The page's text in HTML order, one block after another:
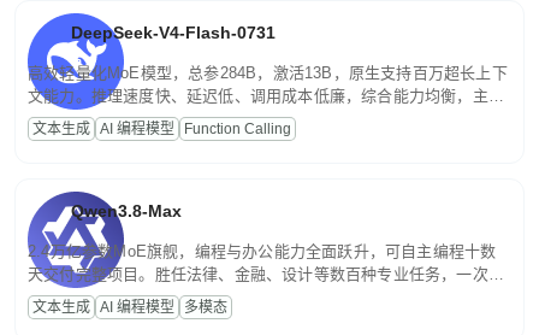
DeepSeek-V4-Flash-0731
高效轻量化MoE模型，总参284B，激活13B，原生支持百万超长上下
文能力。推理速度快、延迟低、调用成本低廉，综合能力均衡，主打
高并发、轻量化任务，适合日常对话、内容创作、基础 RAG、批量
文案处理等普惠刚需场景。
文本生成 AI 编程模型 Function Calling
Qwen3.8-Max
2.4万亿参数MoE旗舰，编程与办公能力全面跃升，可自主编程十数
天交付完整项目。胜任法律、金融、设计等数百种专业任务，一次对
话端到端交付生产级成果。原生视觉理解贯穿规划、执行与验证全流
程，支持超长文档与长视频的深度语义解析。长程任务中自主规划与
文本生成 AI 编程模型 多模态